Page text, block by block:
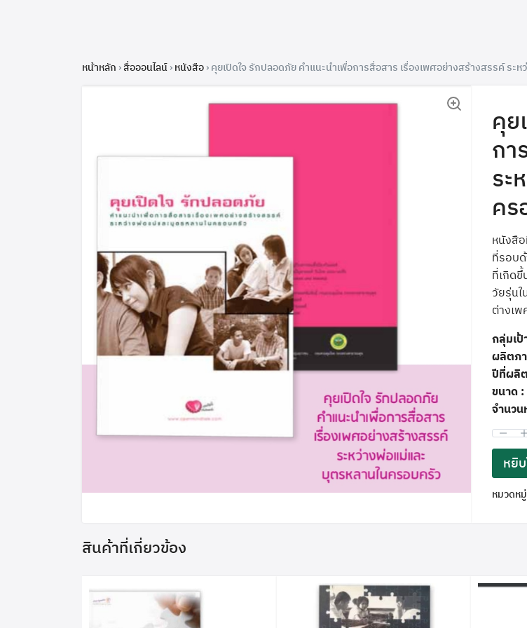
หน้าหลัก ›สื่อออนไลน์ › หนังสือ › คุยเปิดใจ รักปลอดภัย คำแนะนำเพื่อการสื่อสาร เรื่องเพศอย่างสร้างสรรค์ ระ
คุย
กา
ระ
คร
หนังสือ
ที่รอบ
ที่เกิด
วัยรุ่น
ต่างเพ
กลุ่มเป้
ผลิตภ
ปีที่ผลิ
ขนาด :
จำนวน
หยิ
หมวดห
สินค้าที่เกี่ยวข้อง